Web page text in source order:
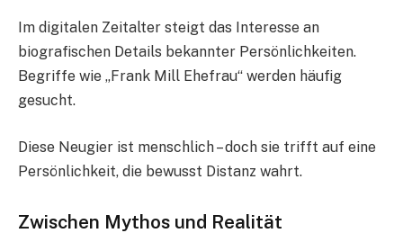
Im digitalen Zeitalter steigt das Interesse an
biografischen Details bekannter Persönlichkeiten.
Begriffe wie „Frank Mill Ehefrau“ werden häufig
gesucht.
Diese Neugier ist menschlich – doch sie trifft auf eine
Persönlichkeit, die bewusst Distanz wahrt.
Zwischen Mythos und Realität